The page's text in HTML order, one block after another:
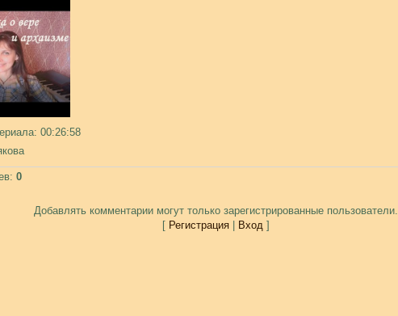
: 00:26:58
: 0
Добавлять комментарии могут только зарегистрированные пользователи.
[ Регистрация| Вход]